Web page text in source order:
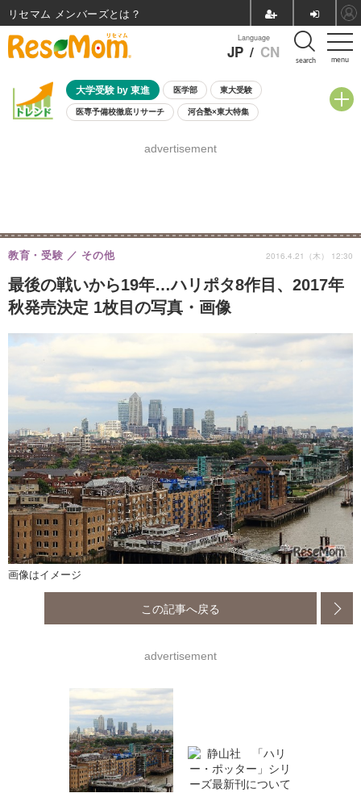
menu
Language
JP / CN search
大学受験 by 東進 医学部 東大受験
医専予備校徹底リサーチ 河合塾×東大特集
8月開催学校説明会・相談会
advertisement
最後の戦いから19年…ハリポタ8作目、2017年
秋発売決定 1枚目の写真・画像
教育・受験 その他 2016.4.21（木） 12:30
画像はイメージ
この記事へ戻る
advertisement
リセマム メンバーズ